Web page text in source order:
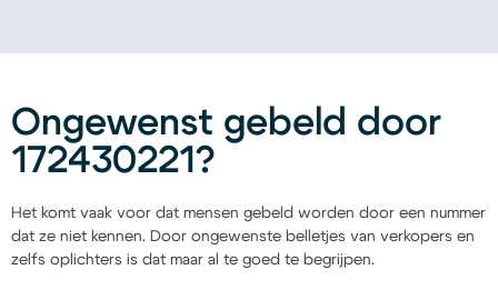
Ongewenst gebeld door
172430221?
Het komt vaak voor dat mensen gebeld worden door een nummer
dat ze niet kennen. Door ongewenste belletjes van verkopers en
zelfs oplichters is dat maar al te goed te begrijpen.